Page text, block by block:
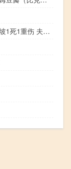
夫妻买新车载两女儿翻下坡1死1重伤 夫妻车载两女儿翻下坡1死1重伤后续